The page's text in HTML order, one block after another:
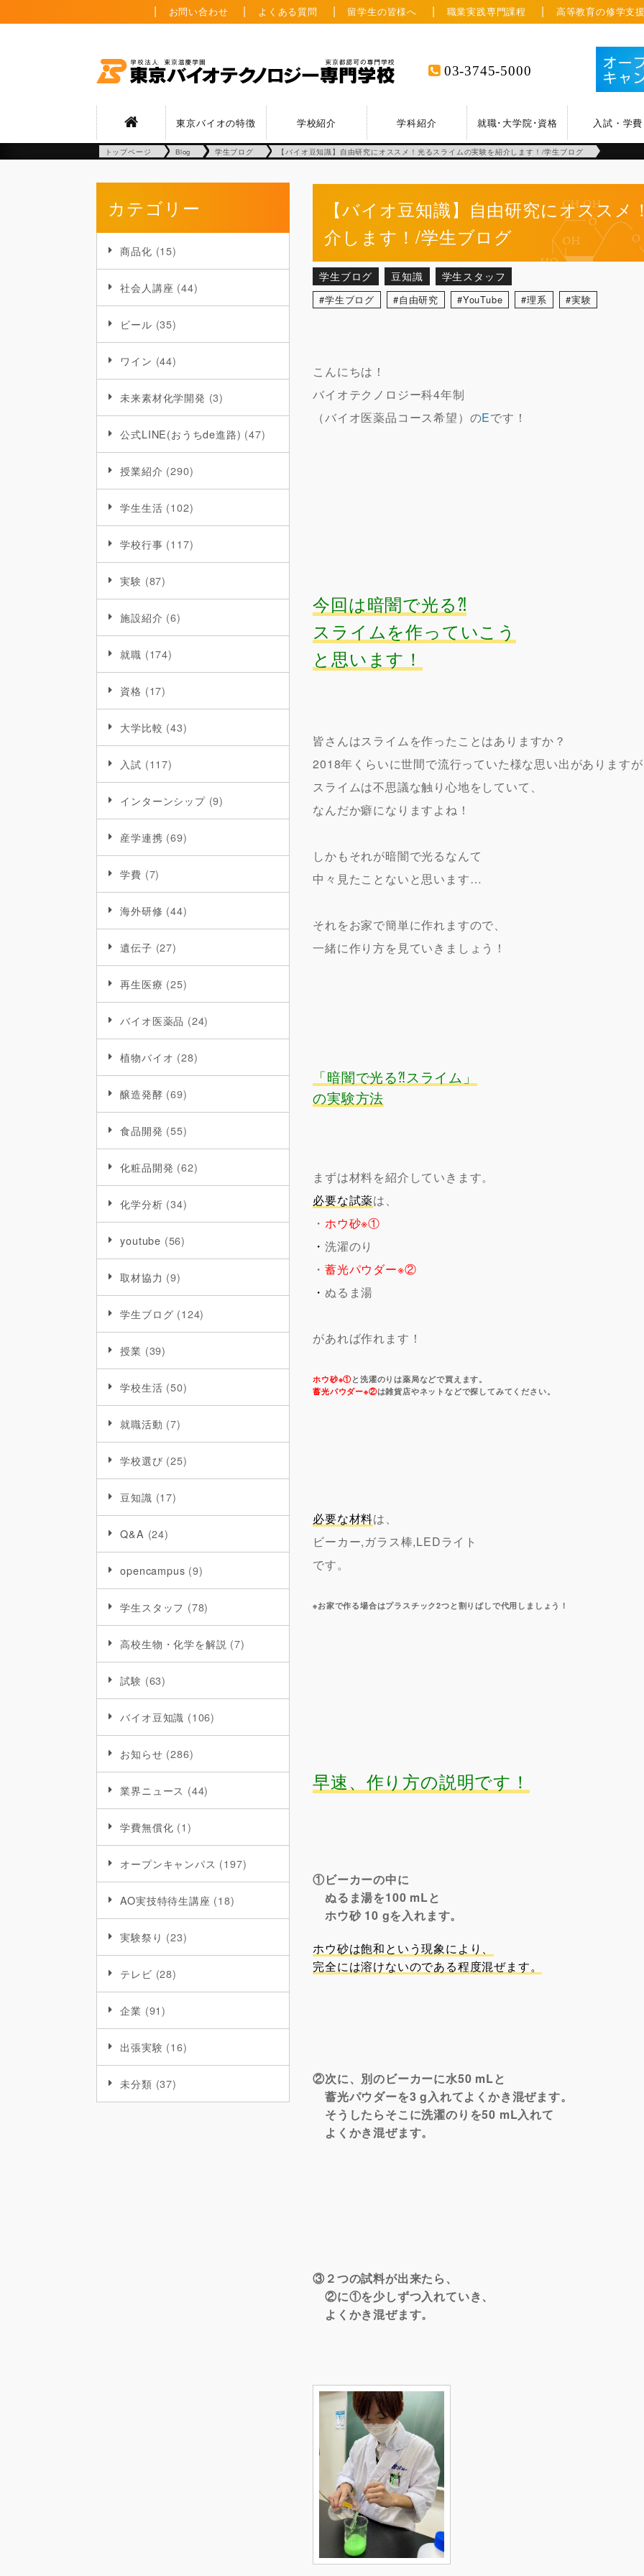
お問い合わせ よくある質問 留学生の皆様へ 職業実践専門課程 高等教育の修学支
03-3745-5000
東京バイオの特徴 学校紹介 学科紹介 就職･大学院･資格 入試・学費
トップページ Blog 学生ブログ 【バイオ豆知識】自由研究にオススメ！光るスライムの実験を紹介します！/学生ブログ
カテゴリー
商品化 (15)
社会人講座 (44)
ビール (35)
ワイン (44)
未来素材化学開発 (3)
公式LINE(おうちde進路) (47)
授業紹介 (290)
学生生活 (102)
学校行事 (117)
実験 (87)
施設紹介 (6)
就職 (174)
資格 (17)
大学比較 (43)
入試 (117)
インターンシップ(9)
産学連携 (69)
学費 (7)
海外研修 (44)
遺伝子 (27)
再生医療 (25)
バイオ医薬品 (24)
植物バイオ (28)
醸造発酵 (69)
食品開発 (55)
化粧品開発 (62)
化学分析 (34)
youtube (56)
取材協力 (9)
学生ブログ (124)
授業 (39)
学校生活 (50)
就職活動 (7)
学校選び (25)
豆知識 (17)
Q&A (24)
opencampus (9)
学生スタッフ (78)
高校生物・化学を解説 (7)
試験 (63)
バイオ豆知識 (106)
お知らせ (286)
業界ニュース (44)
学費無償化 (1)
オープンキャンパス (197)
AO実技特待生講座 (18)
実験祭り (23)
テレビ (28)
企業 (91)
出張実験 (16)
未分類 (37)
【バイオ豆知識】自由研究にオスス
介します！/学生ブログ
学生ブログ 豆知識 学生スタッフ
学生ブログ 自由研究 YouTube 理系 実験
こんにちは！
バイオテクノロジー科4年制
（バイオ医薬品コース希望）のEです！
今回は暗闇で光る⁈
スライムを作っていこう
と思います！
皆さんはスライムを作ったことはありますか？
2018年くらいに世間で流行っていた様な思い出があります
スライムは不思議な触り心地をしていて、
なんだか癖になりますよね！
しかもそれが暗闇で光るなんて
中々見たことないと思います…
それをお家で簡単に作れますので、
一緒に作り方を見ていきましょう！
「暗闇で光る⁈スライム」
の実験方法
まずは材料を紹介していきます。
必要な試薬は、
・ホウ砂※①
・洗濯のり
・蓄光パウダー※②
・ ぬるま湯
があれば作れます！
ホウ砂※① と洗濯のりは薬局などで買えます。
蓄光パウダー※②は雑貨店やネットなどで探してみてください。
必要な材料は、
ビーカー,ガラス棒,LEDライト
です。
※お家で作る場合はプラスチック2つと割りばしで代用しましょう！
早速、作り方の説明です！
①ビーカーの中に
ぬるま湯を100 mLと
ホウ砂 10 gを入れます。
ホウ砂は飽和という現象により、
完全には溶けないのである程度混ぜます。
②次に、別のビーカーに水50 mLと
蓄光パウダーを3 g入れてよくかき混ぜます。
そうしたらそこに洗濯のりを50 mL入れて
よくかき混ぜます。
③２つの試料が出来たら、
②に①を少しずつ入れていき、
よくかき混ぜます。